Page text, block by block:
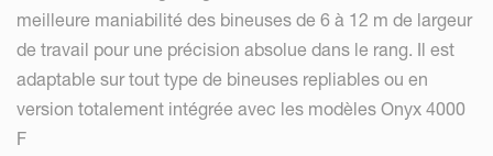
meilleure maniabilité des bineuses de 6 à 12 m de largeur
de travail pour une précision absolue dans le rang. Il est
adaptable sur tout type de bineuses repliables ou en
version totalement intégrée avec les modèles Onyx 4000
F